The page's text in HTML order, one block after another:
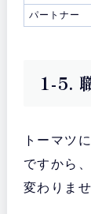
パートナー
1-5.
トーマツ
ですから
変わりませ